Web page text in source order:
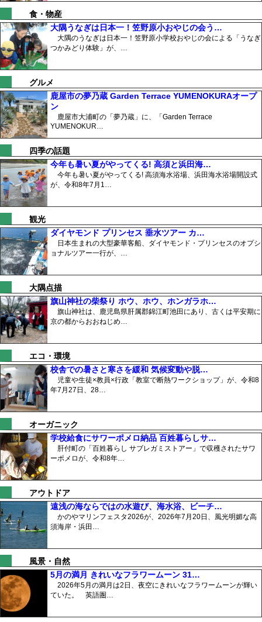
食・物産
大隅うなぎは日本一！笠野原小おやじの会う…
大隅のうなぎは日本一！笠野原小学校おやじの会による「うなぎ
つかみどり体験」が、…
グルメ
鹿屋市の夢乃蔵 Garden Terrace YUMENOKURAオープ
ン
鹿屋市大浦町の「夢乃蔵」に、「Garden Terrace
YUMENOKUR…
四季の話題
今年も暑い夏がやってくる! 高須と浜田海…
今年も暑い夏がやってくる! 高須海水浴場、浜田海水浴場開設式
が、令和8年7月1…
観光
ダイヤモンド プリンセス 垂水ツアー カ…
日本生まれの大型豪華客船、ダイヤモンド・プリンセスのオプシ
ョナルツアー一行が、…
大隅点描
旗山神社の柴祭り ホウ、ホウ、ホンガラホ…
旗山神社は、鹿児島県肝属郡錦江町池田にあり、古くは平安期に
京の都からおおねじめ…
エコ・環境
校舎での暑さと寒さを緩和 気候変動や脱…
児童や生徒×教員×行政「教室で断熱ワークショップ」が、令和8
年7月27日、28…
オーガニック
学校給食にサワーポメロ納品 百姓暮らしサ…
肝付町の「百姓暮らし サブレガミストアー」で収穫されたサワ
ーポメロが、令和8年…
アウトドア
遠浅の海ならではの水遊び、海水浴、ビーチ…
かのやマリンフェスタ2026が、2026年7月20日、風光明媚な高
須海岸・浜田…
風景・自然
5月の満月 きれいなフラワームーン 31…
2026年5月の満月は2日、夜空にきれいなフラワームーンが輝い
ていた。 英語圏…